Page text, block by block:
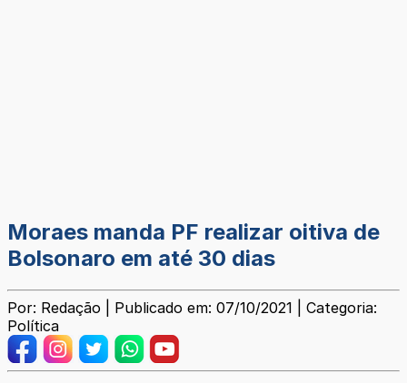
Moraes manda PF realizar oitiva de
Bolsonaro em até 30 dias
Por: Redação | Publicado em: 07/10/2021 | Categoria:
Política